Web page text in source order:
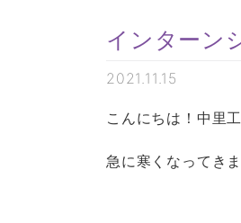
インターン
2021.11.15
こんにちは！中里
急に寒くなってき